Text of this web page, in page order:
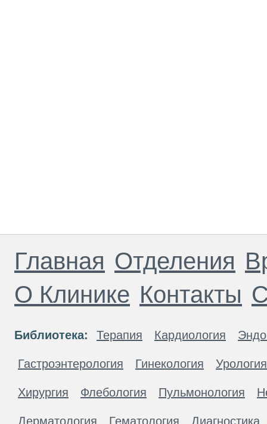
Главная Отделения
О Клинике Контакты
Библиотека: Терапия Кардиология
Гастроэнтерология Гинекология Урология
Хирургия Флебология Пульмонология
Дерматология Гематология Диагностика